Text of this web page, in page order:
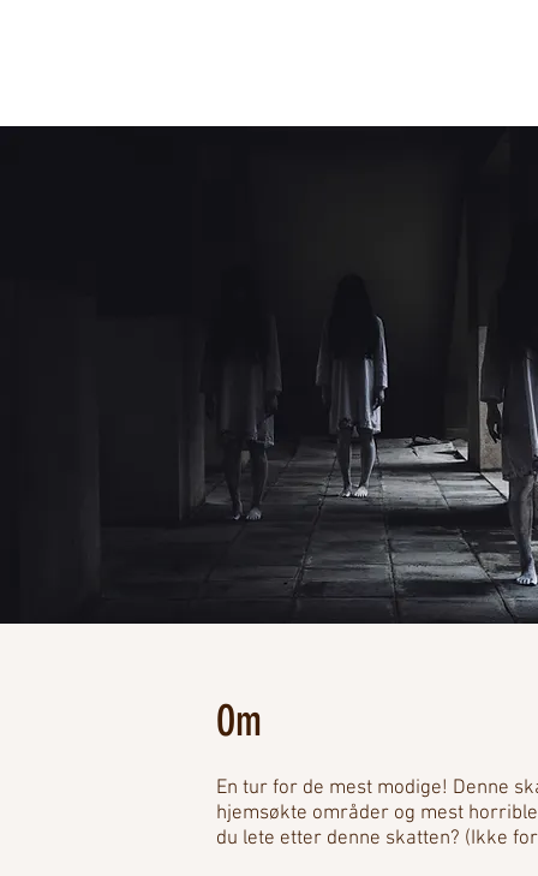
Om
En tur for de mest modige! Denne
hjemsøkte områder og mest
du lete etter denne skatten? (Ikke